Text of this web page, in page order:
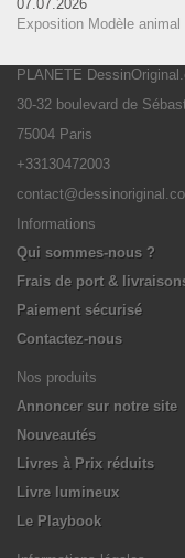
07.07.2026
Exposition Modèle
PLANETE
30-32 boulevard de
75004 Paris
+33130472003
Informations
Qui sommes-nous ?
Frais de port &
Paiement sécurisé
Contactez-nous
Nos produits
Annoncer sur notre site
Nouveautés
Livres à Prix réduits
Livre lumineux
Le Playbook